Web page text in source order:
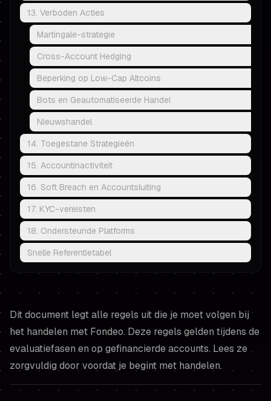
13. Verboden Acties
Martingale-strategie
Cross-Account Hedging
Beperking op Low-Cap Altcoins
Bots en Geautomatiseerde Handel
Nieuwshandel
14. Toegestane Strategieën
15. Accountinactiviteit
16. Soft Breach en Accountsluiting
17. KYC-vereisten
18. Ondersteunde Platforms
Snelle Referentietabel
Dit document legt alle regels uit die je moet volgen bij
het handelen met Fondeo. Deze regels gelden tijdens de
evaluatiefasen en op gefinancierde accounts. Lees ze
zorgvuldig door voordat je begint met handelen.